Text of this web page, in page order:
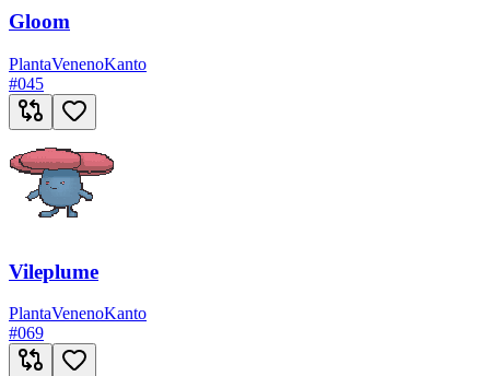
Gloom
PlantaVenenoKanto
#045
Vileplume
PlantaVenenoKanto
#069